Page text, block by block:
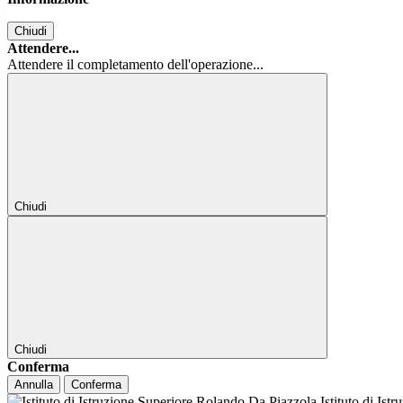
Chiudi
Attendere...
Attendere il completamento dell'operazione...
Chiudi
Chiudi
Conferma
Annulla Conferma